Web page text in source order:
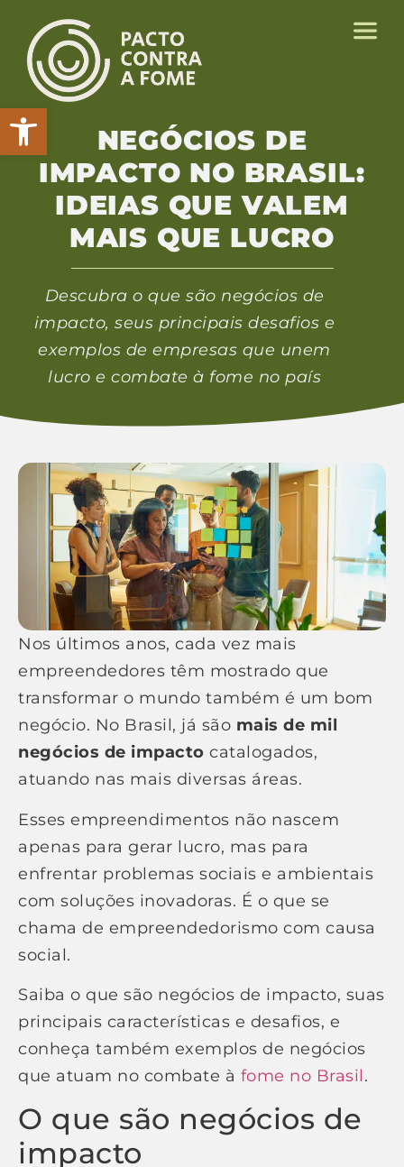
Abrir a barra de ferramentas
NEGÓCIOS DE
IMPACTO NO BRASIL:
IDEIAS QUE VALEM
MAIS QUE LUCRO
Descubra o que são negócios de
impacto, seus principais desafios e
exemplos de empresas que unem
lucro e combate à fome no país
Nos últimos anos, cada vez mais
empreendedores têm mostrado que
transformar o mundo também é um bom
negócio. No Brasil, já são mais de mil
negócios de impacto catalogados,
atuando nas mais diversas áreas.
Esses empreendimentos não nascem
apenas para gerar lucro, mas para
enfrentar problemas sociais e ambientais
com soluções inovadoras. É o que se
chama de empreendedorismo com causa
social.
Saiba o que são negócios de impacto, suas
principais características e desafios, e
conheça também exemplos de negócios
que atuam no combate à fome no Brasil.
O que são negócios de
impacto